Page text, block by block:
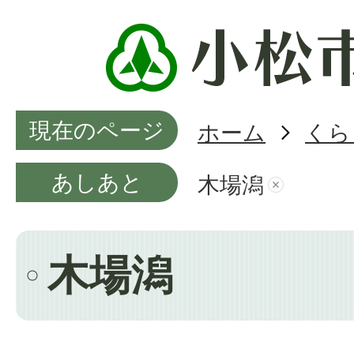
現在のページ ホーム
く
あしあと
木場潟
木場潟